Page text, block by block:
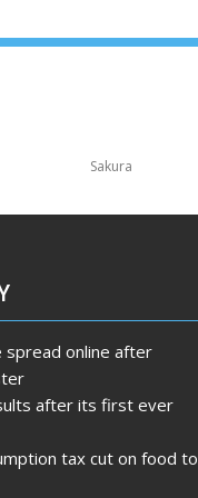
Sakura
spread online after
after its first ever
tax cut on food to